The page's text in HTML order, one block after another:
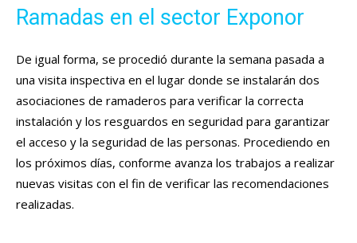
Ramadas en el sector Exponor
De igual forma, se procedió durante la semana pasada a
una visita inspectiva en el lugar donde se instalarán dos
asociaciones de ramaderos para verificar la correcta
instalación y los resguardos en seguridad para garantizar
el acceso y la seguridad de las personas. Procediendo en
los próximos días, conforme avanza los trabajos a realizar
nuevas visitas con el fin de verificar las recomendaciones
realizadas.